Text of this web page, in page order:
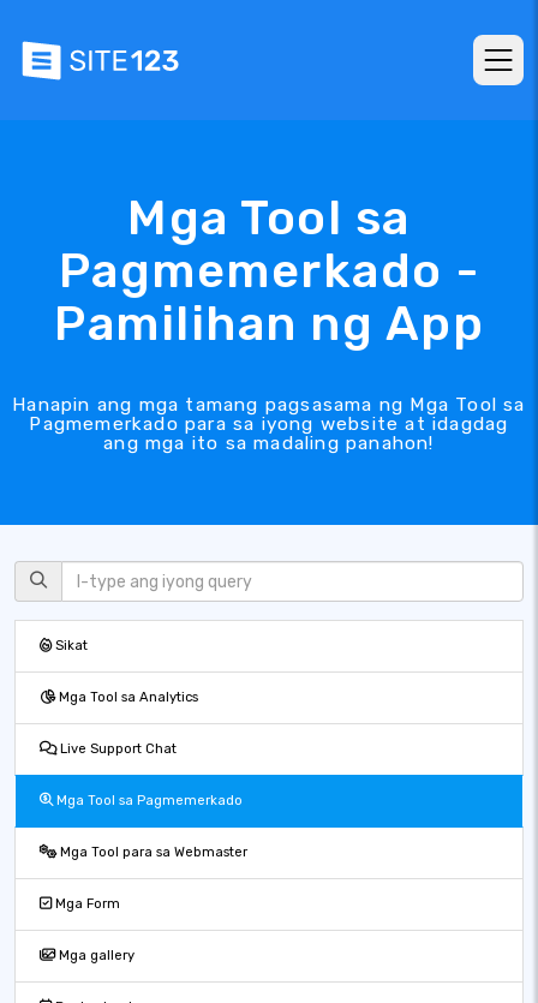
Mga Tool sa
Pagmemerkado -
Pamilihan ng App
Hanapin ang mga tamang pagsasama ng Mga Tool sa
Pagmemerkado para sa iyong website at idagdag
ang mga ito sa madaling panahon!
Sikat
Mga Tool sa Analytics
Live Support Chat
Mga Tool sa Pagmemerkado
Mga Tool para sa Webmaster
Mga Form
Mga gallery